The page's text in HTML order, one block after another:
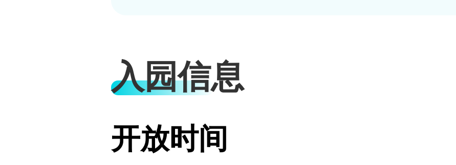
入园信息
开放时间